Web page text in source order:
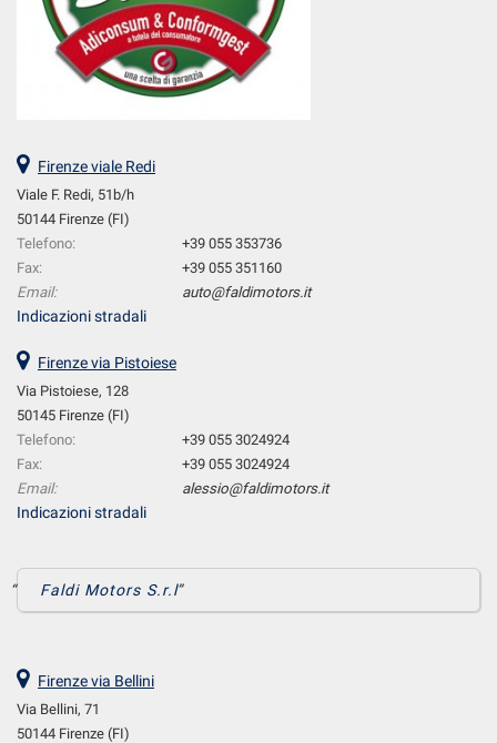
Firenze viale Redi
Viale F. Redi, 51b/h
50144 Firenze (FI)
Telefono:
+39 055 353736
Fax:
+39 055 351160
Email:
auto@faldimotors.it
Indicazioni stradali
Firenze via Pistoiese
Via Pistoiese, 128
50145 Firenze (FI)
Telefono:
+39 055 3024924
Fax:
+39 055 3024924
Email:
alessio@faldimotors.it
Indicazioni stradali
Faldi Motors S.r.l
Firenze via Bellini
Via Bellini, 71
50144 Firenze (FI)